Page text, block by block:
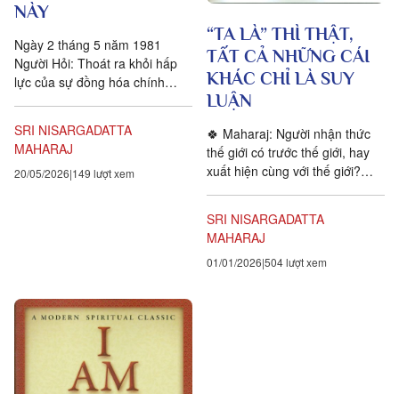
NÀY
Ngày 2 tháng 5 năm 1981
Người Hỏi: Thoát ra khỏi hấp
lực của sự đồng hóa chính
SRI NISARGADATTA
MAHARAJ
20/05/2026 149 lượt xem
“TA LÀ” THÌ THẬT,
TẤT CẢ NHỮNG CÁI
KHÁC CHỈ LÀ SUY
LUẬN
🍀 Maharaj: Người nhận thức
thế giới có trước thế giới, hay
xuất hiện cùng với thế giới?
SRI NISARGADATTA
MAHARAJ
01/01/2026 504 lượt xem